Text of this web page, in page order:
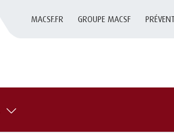
MACSF.FR GROUPE MACSF